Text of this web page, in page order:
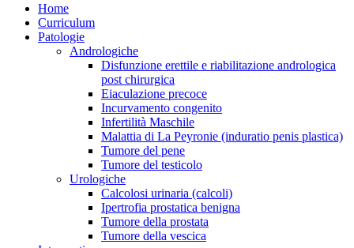
Home
Curriculum
Patologie
Andrologiche
Disfunzione erettile e riabilitazione andrologica
post chirurgica
Eiaculazione precoce
Incurvamento congenito
Infertilità Maschile
Malattia di La Peyronie (induratio penis plastica)
Tumore del pene
Tumore del testicolo
Urologiche
Calcolosi urinaria (calcoli)
Ipertrofia prostatica benigna
Tumore della prostata
Tumore della vescica